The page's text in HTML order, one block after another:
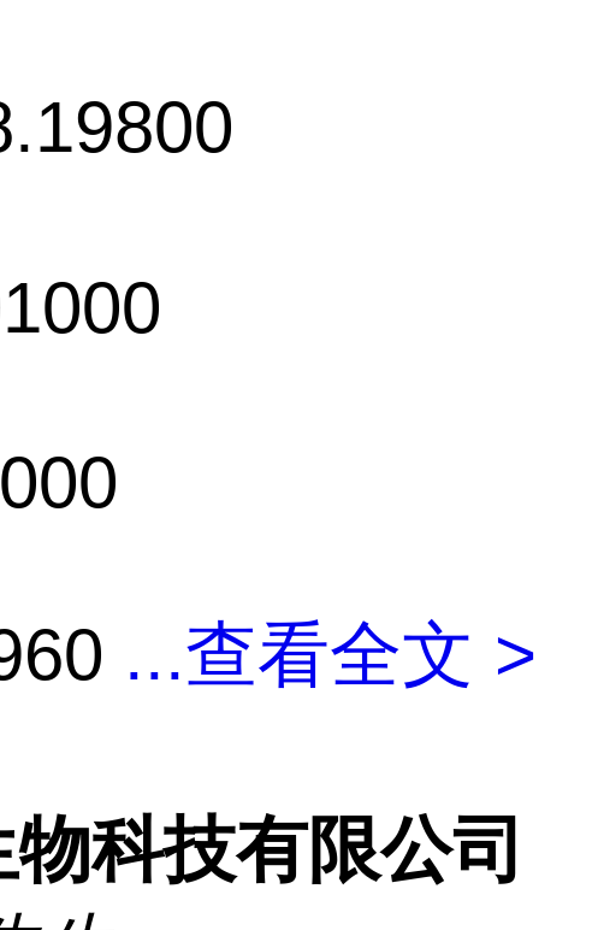
...查看全文 >
科技有限公司